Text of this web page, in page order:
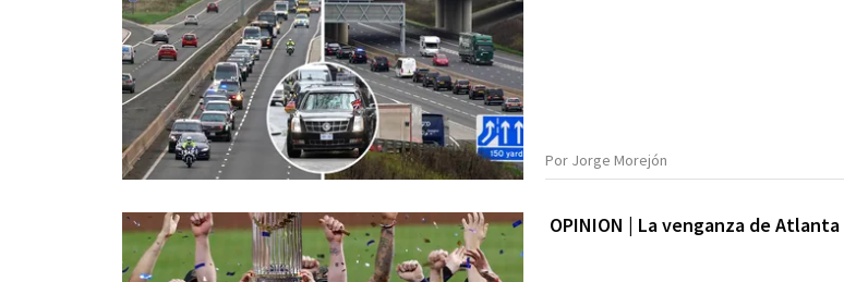
Por Jorge Morejón
OPINION | La venganza de Atlanta